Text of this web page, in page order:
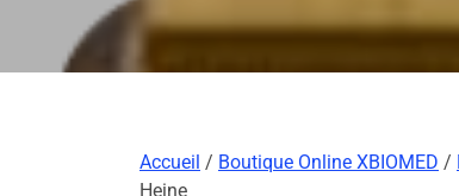
Accueil / Boutique Online XBIOMED /
Heine